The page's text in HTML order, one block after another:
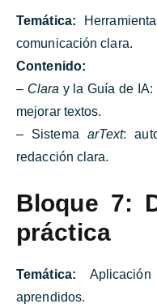
Temática:
comunicación clara.
Contenido:
– Clara y la Guía de
mejorar textos.
– Sistema arText:
redacción clara.
Bloque 7:
práctica
Temática:
aprendidos.